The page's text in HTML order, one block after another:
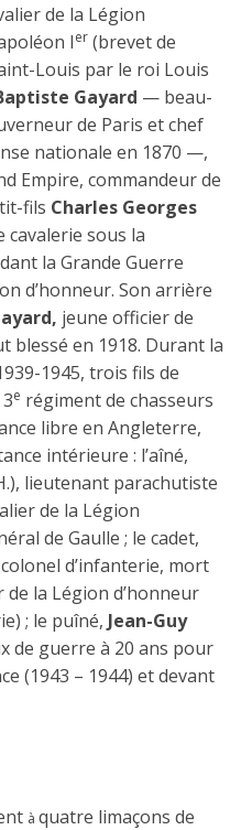
de la Légion
Ier (brevet de
Louis par le roi Louis
Gayard — beau-
de Paris et chef
nationale en 1870 —,
Empire, commandeur de
fils Charles Georges
sous la
la Grande Guerre
d’honneur. Son arrière
jeune officier de
blessé en 1918. Durant la
1945, trois fils de
e régiment de chasseurs
libre en Angleterre,
intérieure : l’aîné,
lieutenant parachutiste
de la Légion
de Gaulle ; le cadet,
d’infanterie, mort
la Légion d’honneur
; le puîné, Jean-Guy
de guerre à 20 ans pour
(1943 – 1944) et devant
à quatre limaçons de